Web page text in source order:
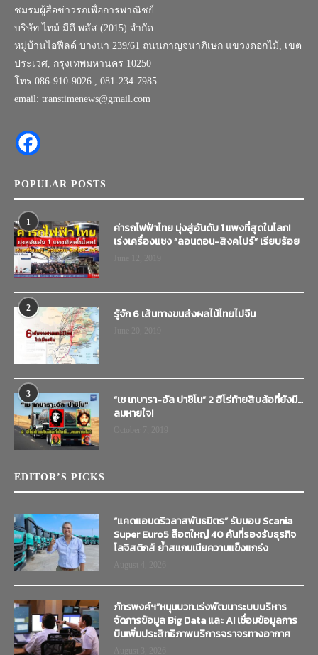
ชมรมผู้สื่อข่าวรถเพื่อการพาณิชย์
บริษัท ไทม์ มีดี พลัส (2015) จำกัด
หมู่บ้านไอฟีลด์ บางนา 239/61 ถนนกาญจนาภิเษก แขวงดอกไม้, เขต
ประเวศ, กรุงเทพมหานคร 10250
โทร.086-910-9026 , 081-234-7985
email: transtimenews@gmail.com
POPULAR POSTS
1
ค่ารถไฟฟ้าไทย มุ่งสู่อันดับ 1 แพงที่สุดในโลก!
เร่งเครื่องแซง “ลอนดอน-สิงคโปร์” เรียบร้อย
2 รู้จัก 6 เส้นทางขนส่งผลไม้ไทยไปจีน
3
“เช เกบารา-อัล ปาชิโน” 2 ฮีโร่ท้ายสิบล้อที่ยังมี…
ลมหายใจ!
EDITOR’S PICKS
“แคดแอนดริวลาสพันธมิตร” รับมอบ Scania
Super Euro5 ล็อตใหญ่ 40 คันที่รองรับธุรกิจ
โลจิสติกส์ ย้ำสแกนเนียความแข็งแกร่ง
ภัทรพงศ์ฯ”หนุนบวท.เร่งพัฒนาระบบบริหาร
จัดการข้อมูล Big Data และ AI เชื่อมข้อมูลการ
บินเพิ่มประสิทธิภาพบริการจราจรทางอากาศ